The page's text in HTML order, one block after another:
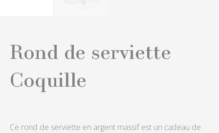
Rond de serviette
Coquille
Ce rond de serviette en argent massif est un cadeau de